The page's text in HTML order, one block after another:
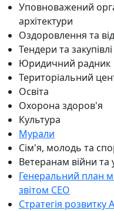
Уповноважений
архітектури
Оздоровлення та
Тендери та закупівлі
Юридичний радник
Територіальний
Освіта
Охорона здоров'я
Культура
Мурали
Сім'я, молодь та
Ветеранам війни
Генеральний план
звітом СЕО
Стратегія розвитку